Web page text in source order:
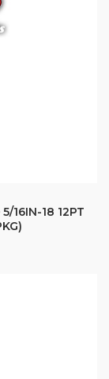
16IN-18 12PT